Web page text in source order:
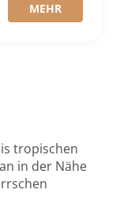
MEHR
tropischen
in der Nähe